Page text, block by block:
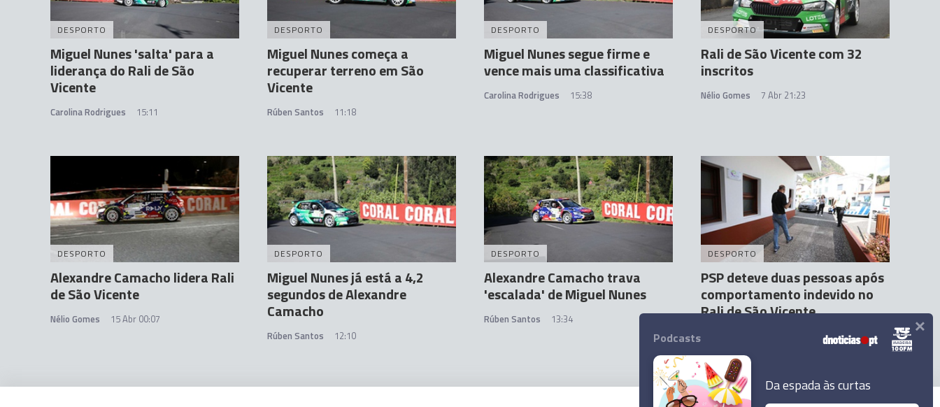
DESPORTO
Miguel Nunes 'salta' para a
liderança do Rali de São
Vicente
Carolina Rodrigues 15:11
DESPORTO
Miguel Nunes começa a
recuperar terreno em São
Vicente
Rúben Santos 11:18
DESPORTO
Miguel Nunes segue firme e
vence mais uma classificativa
Carolina Rodrigues 15:38
DESPORTO
Rali de São Vicente com 32
inscritos
Nélio Gomes 7 Abr 21:23
DESPORTO
Alexandre Camacho lidera Rali
de São Vicente
Nélio Gomes 15 Abr 00:07
DESPORTO
Miguel Nunes já está a 4,2
segundos de Alexandre
Camacho
Rúben Santos 12:10
DESPORTO
Alexandre Camacho trava
'escalada' de Miguel Nunes
Rúben Santos 13:34
DESPORTO
PSP deteve duas pessoas após
comportamento indevido no
Rali de São Vicente
Podcasts
Da espada às curtas
×